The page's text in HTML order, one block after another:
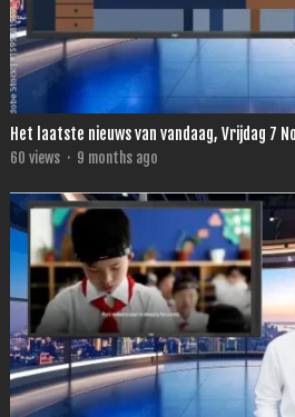
Het laatste nieuws van vandaag, Vrijdag 7
60 views · 9 months ago